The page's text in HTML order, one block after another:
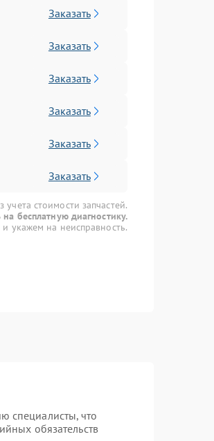
Заказать
Заказать
Заказать
Заказать
Заказать
Заказать
стоимости запчастей.
на бесплатную диагностику.
укажем на неисправность.
специалисты, что
обязательств